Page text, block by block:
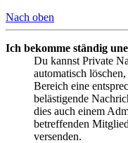
Nach oben
Ich bekomme ständig
Du kannst Private
automatisch
Bereich eine
belästigende
dies auch einem
betreffenden
versenden.